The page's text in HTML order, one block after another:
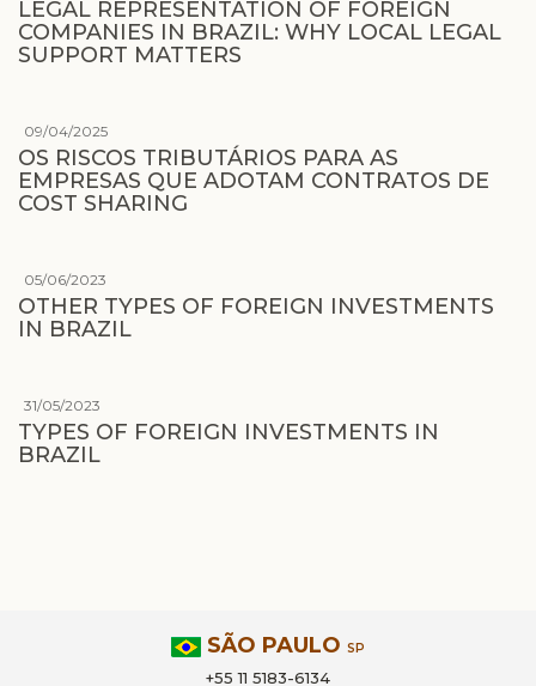
LEGAL REPRESENTATION OF FOREIGN
COMPANIES IN BRAZIL: WHY LOCAL LEGAL
SUPPORT MATTERS
09/04/2025
OS RISCOS TRIBUTÁRIOS PARA AS
EMPRESAS QUE ADOTAM CONTRATOS DE
COST SHARING
05/06/2023
OTHER TYPES OF FOREIGN INVESTMENTS
IN BRAZIL
31/05/2023
TYPES OF FOREIGN INVESTMENTS IN
BRAZIL
SÃO PAULO SP
+55 11 5183-6134